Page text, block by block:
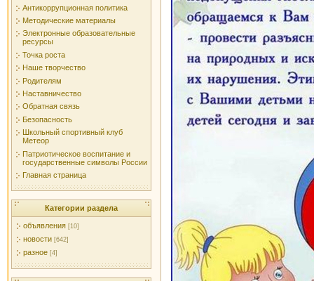
Антикоррупционная политика
Методические материалы
Электронные образовательные
ресурсы
Точка роста
Наше творчество
Родителям
Наставничество
Обратная связь
Безопасность
Школьный спортивный клуб
Метеор
Патриотическое воспитание и
государственные символы России
Главная страница
Категории раздела
объявления [10]
новости [642]
разное [4]